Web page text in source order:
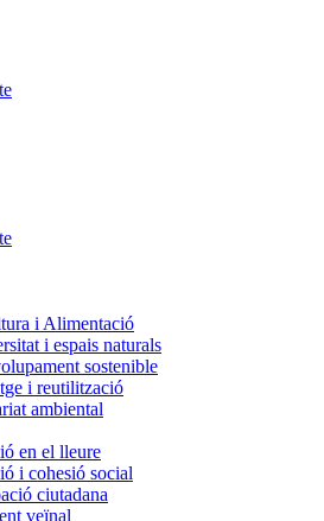
i Alimentació
i espais naturals
sostenible
i reutilització
ambiental
en el lleure
i cohesió social
ciutadana
veïnal